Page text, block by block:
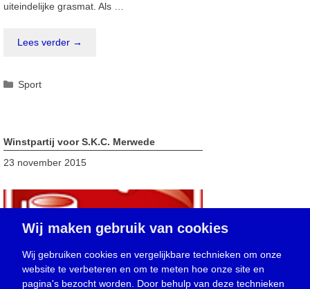
uiteindelijke grasmat. Als …
Lees verder →
Categorieën
Sport
Winstpartij voor S.K.C. Merwede
23 november 2015
Wij maken gebruik van cookies
Wij gebruiken cookies en vergelijkbare technieken om onze
website te verbeteren en om te meten hoe onze site en
pagina's bezocht worden. Door behulp van deze technieken